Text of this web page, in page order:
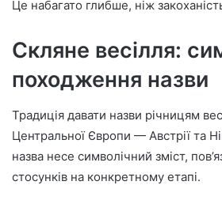
Це набагато глибше, ніж
Скляне весілля:
походження назви
Традиція давати назви річницям
Центральної Європи — Австрії та
назва несе символічний зміст,
стосунків на конкретному етапі.